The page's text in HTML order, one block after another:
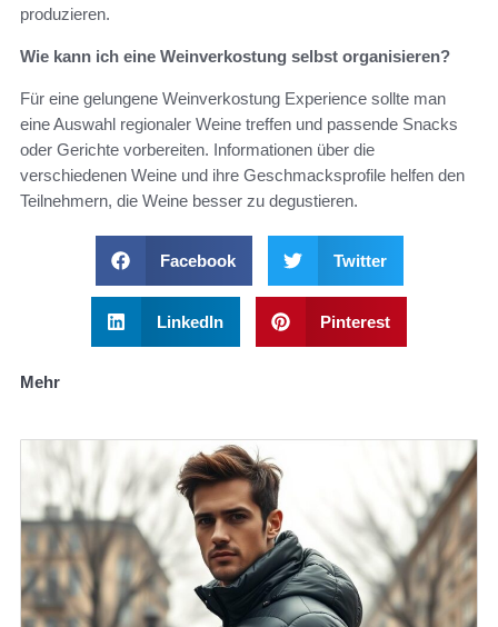
produzieren.
Wie kann ich eine Weinverkostung selbst organisieren?
Für eine gelungene Weinverkostung Experience sollte man
eine Auswahl regionaler Weine treffen und passende Snacks
oder Gerichte vorbereiten. Informationen über die
verschiedenen Weine und ihre Geschmacksprofile helfen den
Teilnehmern, die Weine besser zu degustieren.
Facebook Twitter
LinkedIn Pinterest
Mehr